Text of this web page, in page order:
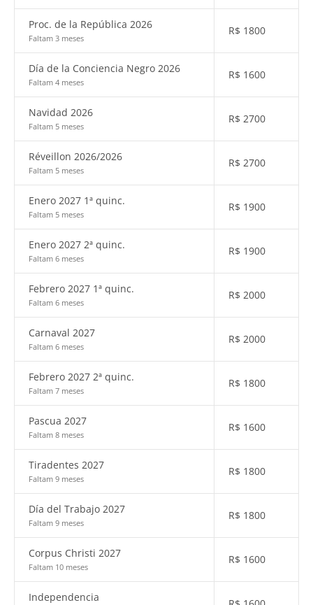
Proc. de la República 2026
Faltam 3 meses
R$ 1800
Día de la Conciencia Negro 2026
Faltam 4 meses
R$ 1600
Navidad 2026
Faltam 5 meses
R$ 2700
Réveillon 2026/2026
Faltam 5 meses
R$ 2700
Enero 2027 1ª quinc.
Faltam 5 meses
R$ 1900
Enero 2027 2ª quinc.
Faltam 6 meses
R$ 1900
Febrero 2027 1ª quinc.
Faltam 6 meses
R$ 2000
Carnaval 2027
Faltam 6 meses
R$ 2000
Febrero 2027 2ª quinc.
Faltam 7 meses
R$ 1800
Pascua 2027
Faltam 8 meses
R$ 1600
Tiradentes 2027
Faltam 9 meses
R$ 1800
Día del Trabajo 2027
Faltam 9 meses
R$ 1800
Corpus Christi 2027
Faltam 10 meses
R$ 1600
Independencia